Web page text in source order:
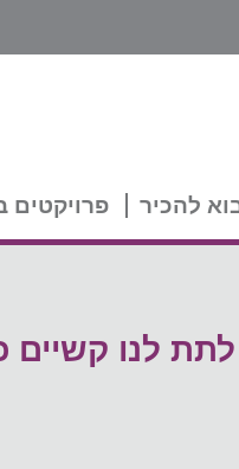
להכיר פרויקטים
לנו קשיים